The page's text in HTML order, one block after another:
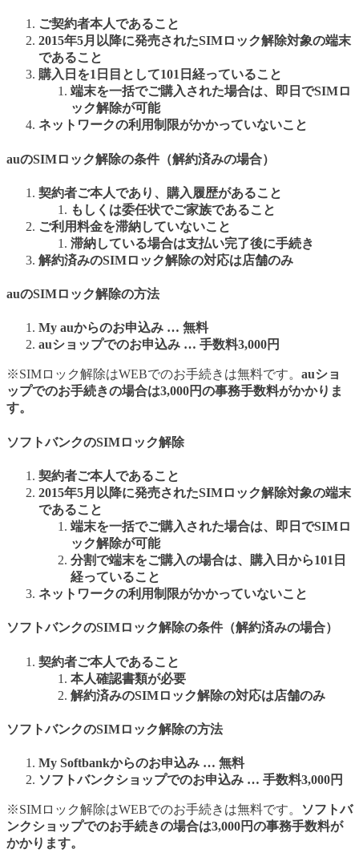
ご契約者本人であること
2015年5月以降に発売されたSIMロック解除対象の端末
であること
購入日を1日目として101日経っていること
端末を一括でご購入された場合は、即日でSIMロ
ック解除が可能
ネットワークの利用制限がかかっていないこと
auのSIMロック解除の条件（解約済みの場合）
契約者ご本人であり、購入履歴があること
もしくは委任状でご家族であること
ご利用料金を滞納していないこと
滞納している場合は支払い完了後に手続き
解約済みのSIMロック解除の対応は店舗のみ
auのSIMロック解除の方法
My auからのお申込み … 無料
auショップでのお申込み … 手数料3,000円
※SIMロック解除はWEBでのお手続きは無料です。 auショ
ップでのお手続きの場合は3,000円の事務手数料がかかりま
す。
ソフトバンクのSIMロック解除
契約者ご本人であること
2015年5月以降に発売されたSIMロック解除対象の端末
であること
端末を一括でご購入された場合は、即日でSIMロ
ック解除が可能
分割で端末をご購入の場合は、購入日から101日
経っていること
ネットワークの利用制限がかかっていないこと
ソフトバンクのSIMロック解除の条件（解約済みの場合）
契約者ご本人であること
本人確認書類が必要
解約済みのSIMロック解除の対応は店舗のみ
ソフトバンクのSIMロック解除の方法
My Softbankからのお申込み … 無料
ソフトバンクショップでのお申込み … 手数料3,000円
※SIMロック解除はWEBでのお手続きは無料です。
ソフトバ
ンクショップでのお手続きの場合は3,000円の事務手数料が
かかります。